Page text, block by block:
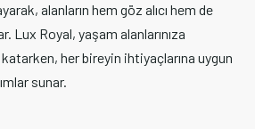
gösterdiği özen ve kaliteli
projede mükemmel bir uyum
ofisinizin her alanını hem görsel
yüksek standartlara ulaştırır.